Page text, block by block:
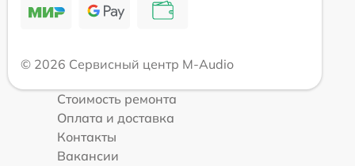
© 2026 Сервисный центр M-Audio
Стоимость ремонта
Оплата и доставка
Контакты
Вакансии